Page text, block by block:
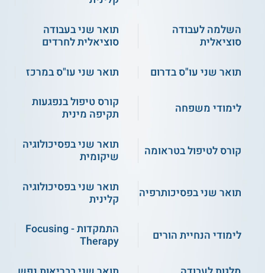
(1)
ושיקום
שירות אישי חינם
סוציאלית
שירות אישי חינם
חי
צפת - תואר שני בעבודה
סוציאלית
השלמה לעבודה
סוציאלית
תואר שני בעבודה
סוציאלית לחרדים
תואר שני עו"ס בדרום
תואר שני עו"ס במרכז
לימודי משפחה
קורס טיפול בנפגעות
תקיפה מינית
קורס לטיפול בטראומה
תואר שני בפסיכולוגיה
שיקומית
תואר שני בפסיכותרפיה
תואר שני בפסיכולוגיה
קלינית
לימודי הנחיית הורים
התמקדות - Focusing
Therapy